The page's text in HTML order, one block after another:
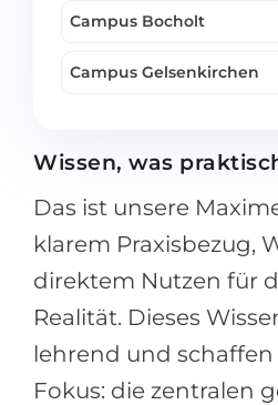
Campus Bocholt
Campus Gelsenkirchen
Wissen, was
Das ist unsere
klarem Praxisbezug,
direktem Nutzen für
Realität. Dieses
lehrend und
Fokus: die zentralen